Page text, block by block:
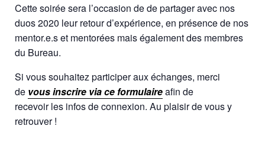
Cette soirée sera l’occasion de de partager avec nos
duos 2020 leur retour d’expérience, en présence de nos
mentor.e.s et mentorées mais également des membres
du Bureau.
Si vous souhaitez participer aux échanges, merci
de vous inscrire via ce formulaireafin de
recevoirles infos de connexion. Au plaisir de vous y
retrouver !